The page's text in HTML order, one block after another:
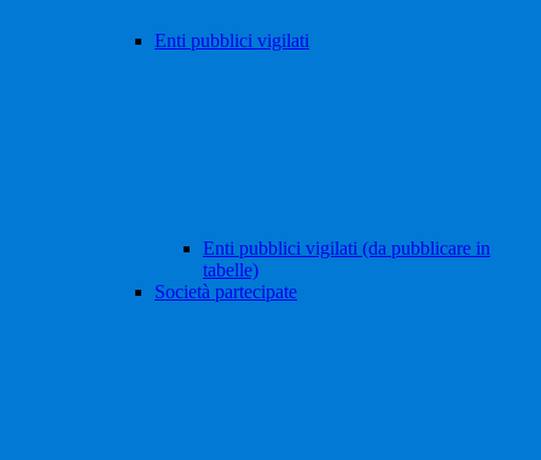
Enti pubblici vigilati
Enti pubblici vigilati (da pubblicare in
tabelle)
Società partecipate